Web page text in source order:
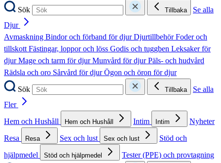
Sök
Tillbaka
Se alla
Djur
Avmaskning Bindor och förband för djurDjurtillbehörFoder och
tillskottFästingar, loppor och löss Godis och tuggben Leksaker för
djurMage och tarm för djurMunvård för djurPäls- och hudvård
Rädsla och oro Sårvård för djurÖgon och öron för djur
Sök
Tillbaka
Se alla
Fler
Hem och Hushåll
Hem och Hushåll Intim Intim
Nyheter
Resa
Resa Sex och lust Sex och lust
Stöd och
hjälpmedel
Stöd och hjälpmedel
Tester (PPE) och provtagning